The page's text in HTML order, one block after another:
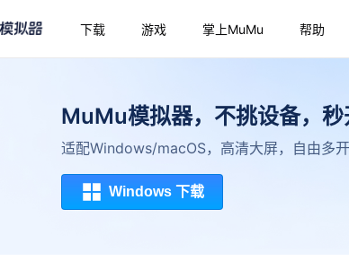
下载 游戏 掌上MuMu 帮助
MuMu模拟器，不挑设备，秒
适配Windows/macOS，高清大屏，自由多开
Windows 下载